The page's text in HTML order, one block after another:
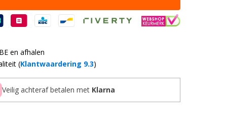
en afhalen
(Klantwaardering 9.3)
Veilig achteraf betalen met Klarna